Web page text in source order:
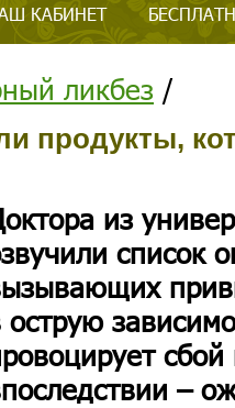
КАБИНЕТ
ликбез /
продукты,
из
список
острую
–